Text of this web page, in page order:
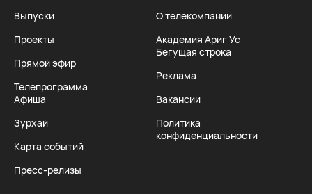
Выпуски
Проекты
Прямой эфир
Телепрограмма
Афиша
Зурхай
Карта событий
Пресс-релизы
О телекомпании
Академия Ариг Ус
Бегущая строка
Реклама
Вакансии
Политика
конфиденциальности